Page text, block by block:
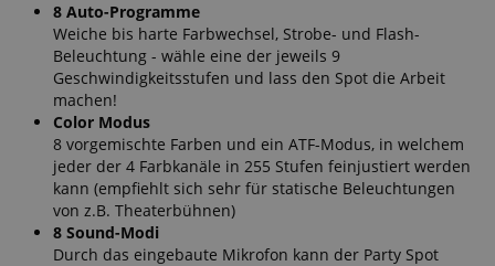
8 Auto-Programme
Weiche bis harte Farbwechsel, Strobe- und Flash-
Beleuchtung - wähle eine der jeweils 9
Geschwindigkeitsstufen und lass den Spot die Arbeit
machen!
Color Modus
8 vorgemischte Farben und ein ATF-Modus, in welchem
jeder der 4 Farbkanäle in 255 Stufen feinjustiert werden
kann (empfiehlt sich sehr für statische Beleuchtungen
von z.B. Theaterbühnen)
8 Sound-Modi
Durch das eingebaute Mikrofon kann der Party Spot